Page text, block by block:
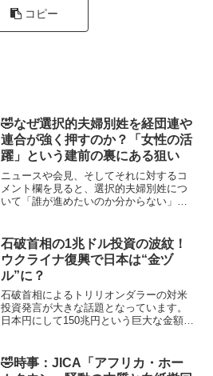
コピー
🤣なぜ選択的夫婦別姓を経団連や
連合が強く押すのか？「女性の活
躍」という建前の裏にある狙い
ニュースや会見、そしてそれに対するコ
メント欄を見ると、選択的夫婦別姓につ
いて「誰が進めたいのか分からない」
多く並びます。制度の是非以前に、動機
そのものが見えにくいことへ...
石破首相の1兆ドル投資の波紋！
ウクライナ復興で日本は“金ヅ
ル”に？
石破首相によるトリリオンダラーの対米
投資発言が大きな話題となっています。
日本円にして150兆円という巨大な金額で
明確になっているのでしょうか？石破首
相の発言を皮切りに、...
🤣時事：JICA「アフリカ・ホー